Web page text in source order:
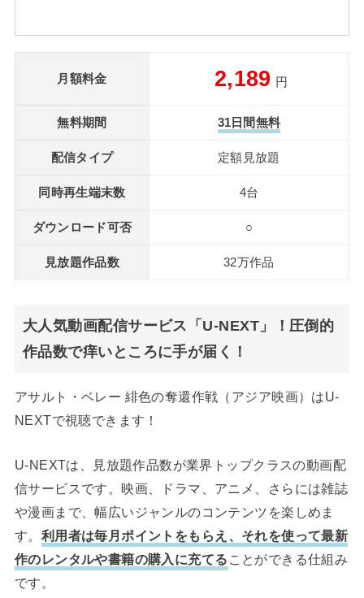
月額料金 2,189 円
無料期間 31日間無料
配信タイプ 定額見放題
同時再生端末数 4台
ダウンロード可否 ○
見放題作品数 32万作品
大人気動画配信サービス「U-NEXT」！圧倒的
作品数で痒いところに手が届く！
アサルト・ベレー 緋色の奪還作戦（アジア映画）はU-
NEXTで視聴できます！
U-NEXTは、見放題作品数が業界トップクラスの動画配
信サービスです。映画、ドラマ、アニメ、さらには雑誌
や漫画まで、幅広いジャンルのコンテンツを楽しめま
す。 利用者は毎月ポイントをもらえ、それを使って最新
作のレンタルや書籍の購入に充てる ことができる仕組み
です。